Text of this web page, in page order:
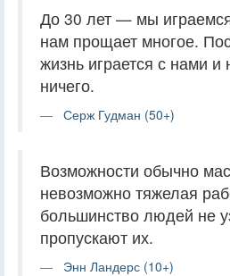
До 30 лет — мы
нам прощает многое.
жизнь играется с нами
ничего.
Серж Гудман (50+)
Возможности обычно
невозможно тяжелая
большинство людей не
пропускают их.
Энн Ландерс (10+)